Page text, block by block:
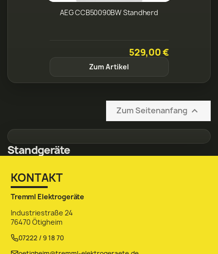
AEG CCB50090BW Standherd
529,00 €
Zum Artikel
Zum Seitenanfang 
Standgeräte
KONTAKT
Tremml Elektrogeräte
Industriestraße 24
76470 Ötigheim
07222 / 9 18 70